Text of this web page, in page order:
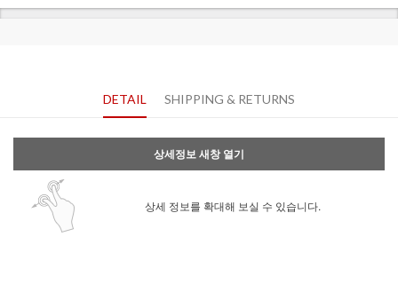
DETAIL SHIPPING & RETURNS
상세정보 새창 열기
상세 정보를 확대해 보실 수 있습니다.